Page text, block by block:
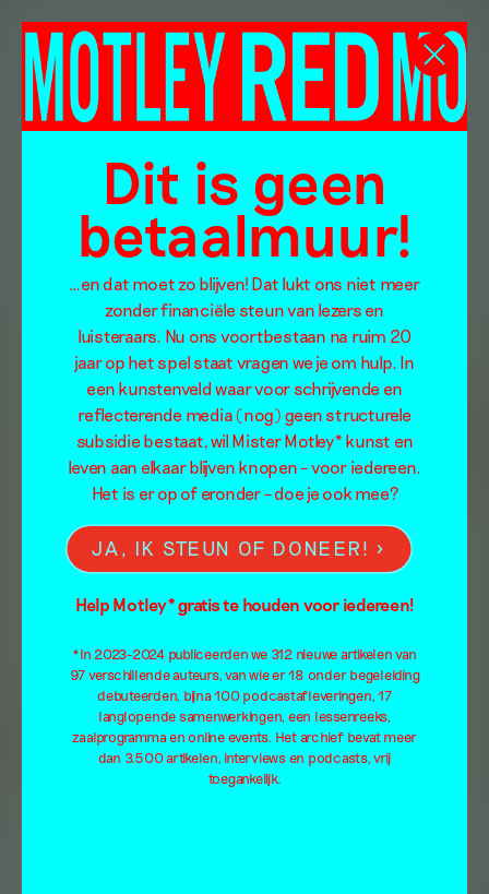
Dit is geen
betaalmuur!
…en dat moet zo blijven! Dat lukt ons niet meer
zonder financiële steun van lezers en
luisteraars. Nu ons voortbestaan na ruim 20
jaar op het spel staat vragen we je om hulp. In
een kunstenveld waar voor schrijvende en
reflecterende media (nog) geen structurele
subsidie bestaat, wil Mister Motley* kunst en
leven aan elkaar blijven knopen – voor iedereen.
Het is er op of eronder – doe je ook mee?
JA, IK STEUN OF DONEER!
Help Motley* gratis te houden voor iedereen!
*In 2023-2024 publiceerden we 312 nieuwe artikelen van
97 verschillende auteurs, van wie er 18 onder begeleiding
debuteerden, bijna 100 podcastafleveringen, 17
langlopende samenwerkingen, een lessenreeks,
zaalprogramma en online events. Het archief bevat meer
dan 3.500 artikelen, interviews en podcasts, vrij
toegankelijk.